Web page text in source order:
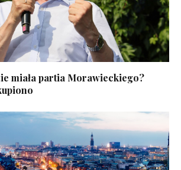
miała partia Morawieckiego?